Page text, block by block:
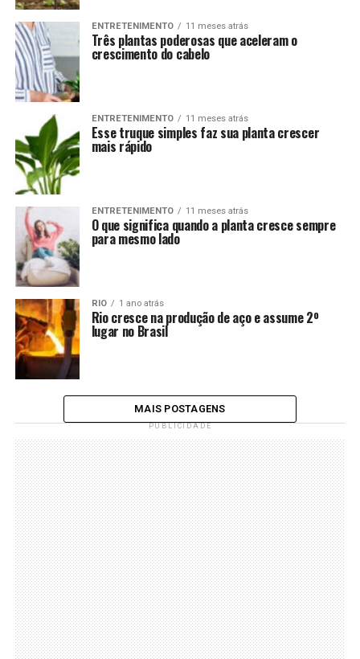
ENTRETENIMENTO 11 meses atrás
Três plantas poderosas que aceleram o
crescimento do cabelo
ENTRETENIMENTO 11 meses atrás
Esse truque simples faz sua planta crescer
mais rápido
ENTRETENIMENTO 11 meses atrás
O que significa quando a planta cresce sempre
para mesmo lado
RIO 1 ano atrás
Rio cresce na produção de aço e assume 2º
lugar no Brasil
MAIS POSTAGENS
PUBLICIDADE